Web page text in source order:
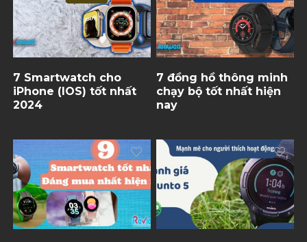
7 Smartwatch cho
iPhone (IOS) tốt nhất
2024
7 đồng hồ thông minh
chạy bộ tốt nhất hiện
nay